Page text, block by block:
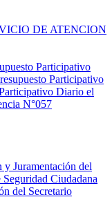
DE ATENCION
Participativo
Participativo
Diario el
N°057
y Juramentación del
Ciudadana
del Secretario